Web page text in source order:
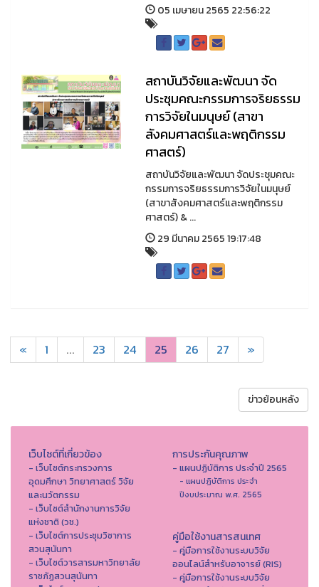
05 เมษายน 2565 22:56:22
สถาบันวิจัยและพัฒนา จัด
ประชุมคณะกรรมการจริยธรรม
การวิจัยในมนุษย์ (สาขา
สังคมศาสตร์และพฤติกรรม
ศาสตร์)
สถาบันวิจัยและพัฒนา จัดประชุมคณะ
กรรมการจริยธรรมการวิจัยในมนุษย์
(สาขาสังคมศาสตร์และพฤติกรรม
ศาสตร์) & ...
29 มีนาคม 2565 19:17:48
« 1 ... 23 24 25 26 27 »
ข่าวย้อนหลัง
เว็บไซต์ที่เกี่ยวข้อง
- เว็บไซต์กระทรวงการ
อุดมศึกษา วิทยาศาสตร์ วิจัย
และนวัตกรรม
- เว็บไซต์สำนักงานการวิจัย
แห่งชาติ (วช.)
- เว็บไซต์การประชุมวิชาการ
สวนสุนันทา
- เว็บไซต์วารสารมหาวิทยาลัย
ราชภัฏสวนสุนันทา
การประกันคุณภาพ
- แผนปฏิบัติการ ประจำปี 2565
- แผนปฏิบัติการ ประจำ
ปีงบประมาณ พ.ศ. 2565
คู่มือใช้งานสารสนเทศ
- คู่มือการใช้งานระบบวิจัย
ออนไลน์สำหรับอาจารย์ (RIS)
- คู่มือการใช้งานระบบวิจัย